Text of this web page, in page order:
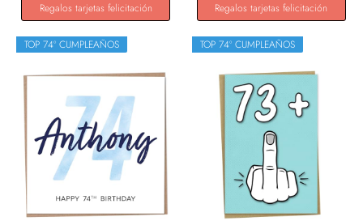
Regalos tarjetas felicitación Regalos tarjetas felicitación
TOP 74º CUMPLEAÑOS TOP 74º CUMPLEAÑOS